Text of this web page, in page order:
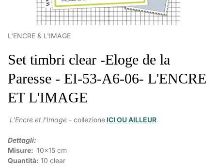
L'ENCRE & L'IMAGE
Set timbri clear -Eloge de la
Paresse - EI-53-A6-06- L'ENCRE
ET L'IMAGE
L'Encre et l'Image - collezione ICI OU AILLEUR
Dettagli:
Misure: 10x15 cm
Quantità: 10 clear